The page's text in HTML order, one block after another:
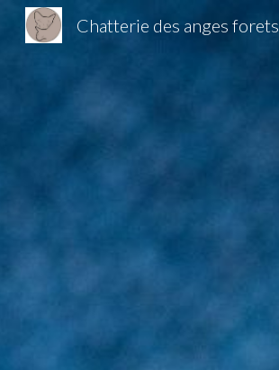
Chatterie des anges forets